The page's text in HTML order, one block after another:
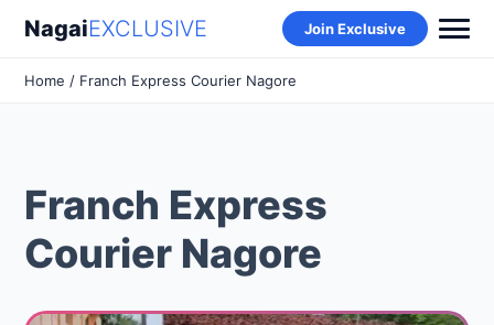
NagaiEXCLUSIVE Join Exclusive
Home / Franch Express Courier Nagore
Franch Express
Courier Nagore